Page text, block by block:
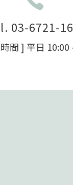
03-6721-
間 ] 平日 10:00